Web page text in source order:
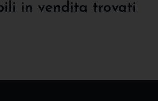
in vendita trovati